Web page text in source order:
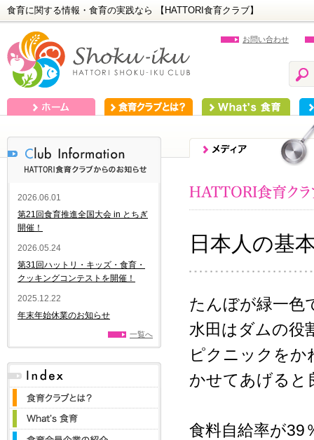
食育に関する情報・食育の実践なら 【HATTORI食育クラブ】
お問い合わせ
日本人の基
たんぼが緑一色
水田はダムの役
ピクニックを
かせてあげると
食料自給率が39
2026.06.01
第21回食育推進全国大会 in とちぎ
開催！
2026.05.24
第31回ハットリ・キッズ・食育・
クッキングコンテストを開催！
2025.12.22
年末年始休業のお知らせ
一覧へ